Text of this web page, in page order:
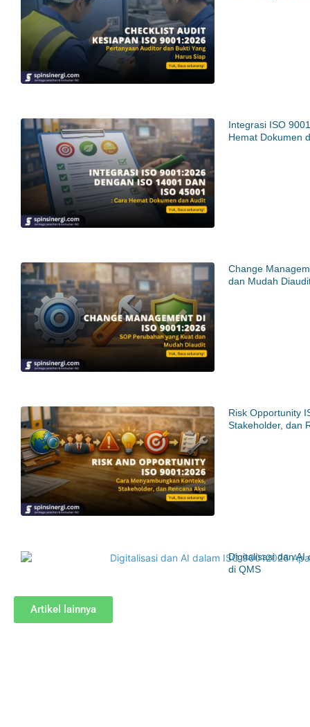
Integrasi ISO
Hemat Dokumen
Change
dan Mudah
Risk Opportunity
Stakeholder, dan
Digitalisasi dan AI
di QMS
Artikel lainnya